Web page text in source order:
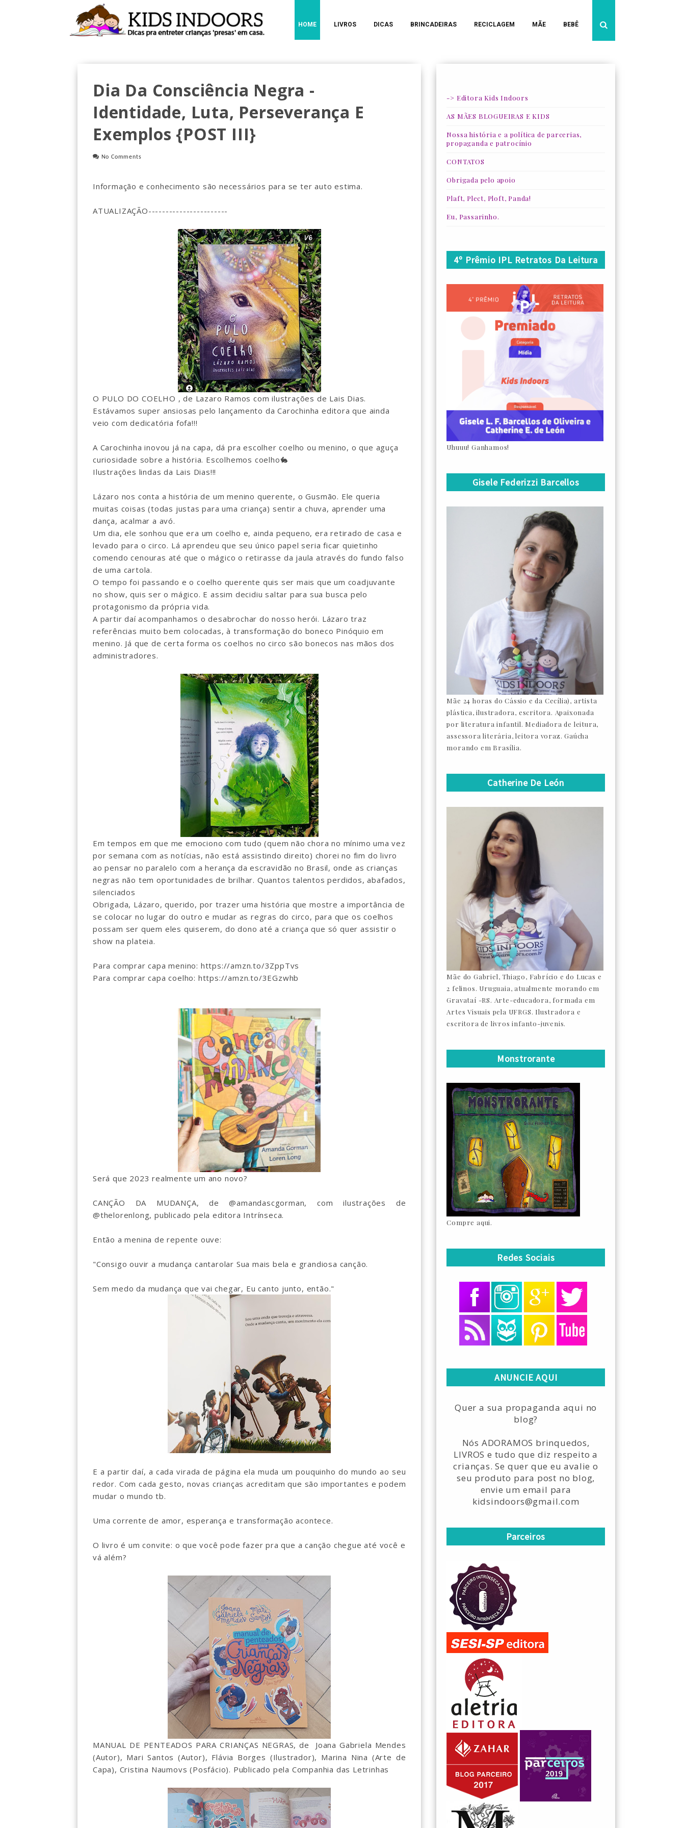
HOME LIVROS DICAS BRINCADEIRAS RECICLAGEM MÃE BEBÊ
Dia Da Consciência Negra -
Identidade, Luta, Perseverança E
Exemplos {POST III}
No Comments
Informação e conhecimento são necessários para se ter auto estima.
ATUALIZAÇÃO-----------------------
O PULO DO COELHO , de Lazaro Ramos com ilustrações de Lais Dias.
Estávamos super ansiosas pelo lançamento da Carochinha editora que ainda
veio com dedicatória fofa!!!
A Carochinha inovou já na capa, dá pra escolher coelho ou menino, o que aguça
curiosidade sobre a história. Escolhemos coelho🐇
Ilustrações lindas da Lais Dias!!!
Lázaro nos conta a história de um menino querente, o Gusmão. Ele queria
muitas coisas (todas justas para uma criança) sentir a chuva, aprender uma
dança, acalmar a avó.
Um dia, ele sonhou que era um coelho e, ainda pequeno, era retirado de casa e
levado para o circo. Lá aprendeu que seu único papel seria ficar quietinho
comendo cenouras até que o mágico o retirasse da jaula através do fundo falso
de uma cartola.
O tempo foi passando e o coelho querente quis ser mais que um coadjuvante
no show, quis ser o mágico. E assim decidiu saltar para sua busca pelo
protagonismo da própria vida.
A partir daí acompanhamos o desabrochar do nosso herói. Lázaro traz
referências muito bem colocadas, à transformação do boneco Pinóquio em
menino. Já que de certa forma os coelhos no circo são bonecos nas mãos dos
administradores.
Em tempos em que me emociono com tudo (quem não chora no mínimo uma vez
por semana com as notícias, não está assistindo direito) chorei no fim do livro
ao pensar no paralelo com a herança da escravidão no Brasil, onde as crianças
negras não tem oportunidades de brilhar. Quantos talentos perdidos, abafados,
silenciados
Obrigada, Lázaro, querido, por trazer uma história que mostre a importância de
se colocar no lugar do outro e mudar as regras do circo, para que os coelhos
possam ser quem eles quiserem, do dono até a criança que só quer assistir o
show na plateia.
Para comprar capa menino: https://amzn.to/3ZppTvs
Para comprar capa coelho: https://amzn.to/3EGzwhb
Será que 2023 realmente um ano novo?
CANÇÃO DA MUDANÇA, de @amandascgorman, com ilustrações de
@thelorenlong, publicado pela editora Intrínseca.
Então a menina de repente ouve:
"Consigo ouvir a mudança cantarolar Sua mais bela e grandiosa canção.
Sem medo da mudança que vai chegar, Eu canto junto, então."
E a partir daí, a cada virada de página ela muda um pouquinho do mundo ao seu
redor. Com cada gesto, novas crianças acreditam que são importantes e podem
mudar o mundo tb.
Uma corrente de amor, esperança e transformação acontece.
O livro é um convite: o que você pode fazer pra que a canção chegue até você e
vá além?
MANUAL DE PENTEADOS PARA CRIANÇAS NEGRAS, de Joana Gabriela Mendes
(Autor), Mari Santos (Autor), Flávia Borges (Ilustrador), Marina Nina (Arte de
Capa), Cristina Naumovs (Posfácio). Publicado pela Companhia das Letrinhas
-> Editora Kids Indoors
AS MÃES BLOGUEIRAS E KIDS
Nossa história e a política de parcerias,
propaganda e patrocínio
CONTATOS
Obrigada pelo apoio
Plaft, Plect, Ploft, Panda!
Eu, Passarinho.
4º Prêmio IPL Retratos Da Leitura
Uhuuu! Ganhamos!
Gisele Federizzi Barcellos
Mãe 24 horas do Cássio e da Cecília), artista
plástica, ilustradora, escritora. Apaixonada
por literatura infantil. Mediadora de leitura,
assessora literária, leitora voraz. Gaúcha
morando em Brasília.
Catherine De León
Mãe do Gabriel, Thiago, Fabrício e do Lucas e
2 felinos. Uruguaia, atualmente morando em
Gravataí -RS. Arte-educadora, formada em
Artes Visuais pela UFRGS. Ilustradora e
escritora de livros infanto-juvenis.
Monstrorante
Compre aqui.
Redes Sociais
ANUNCIE AQUI
Quer a sua propaganda aqui no
blog?
Nós ADORAMOS brinquedos,
LIVROS e tudo que diz respeito a
crianças. Se quer que eu avalie o
seu produto para post no blog,
envie um email para
kidsindoors@gmail.com
Parceiros